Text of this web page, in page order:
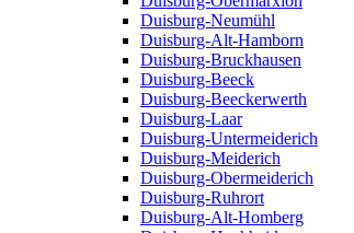
Duisburg-Neumühl
Duisburg-Alt-Hamborn
Duisburg-Bruckhausen
Duisburg-Beeck
Duisburg-Beeckerwerth
Duisburg-Laar
Duisburg-Untermeiderich
Duisburg-Meiderich
Duisburg-Obermeiderich
Duisburg-Ruhrort
Duisburg-Alt-Homberg